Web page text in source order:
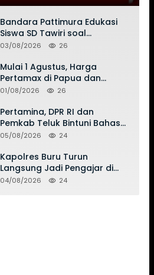
Bandara Pattimura Edukasi
Siswa SD Tawiri soal
Keselamatan Penerbangan
layang di KKOP
03/08/2026 26
Mulai 1 Agustus, Harga
Pertamax di Papua dan
Maluku Turun Jadi Rp16.300
01/08/2026 26
Pertamina, DPR RI dan
Pemkab Teluk Bintuni Bahas
Penguatan Distribusi BBM dan
05/08/2026 24
Kapolres Buru Turun
Langsung Jadi Pengajar di
SMAN 2, Edukasi Kesadaran
04/08/2026 24